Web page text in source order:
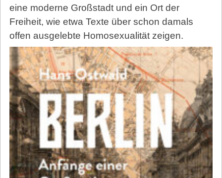
eine moderne Großstadt und ein Ort der
Freiheit, wie etwa Texte über schon damals
offen ausgelebte Homosexualität zeigen.